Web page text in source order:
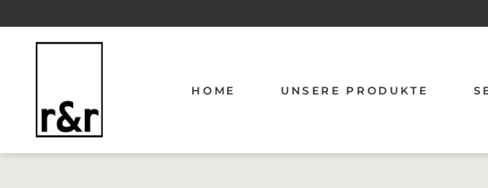
HOME UNSERE PRODUKTE